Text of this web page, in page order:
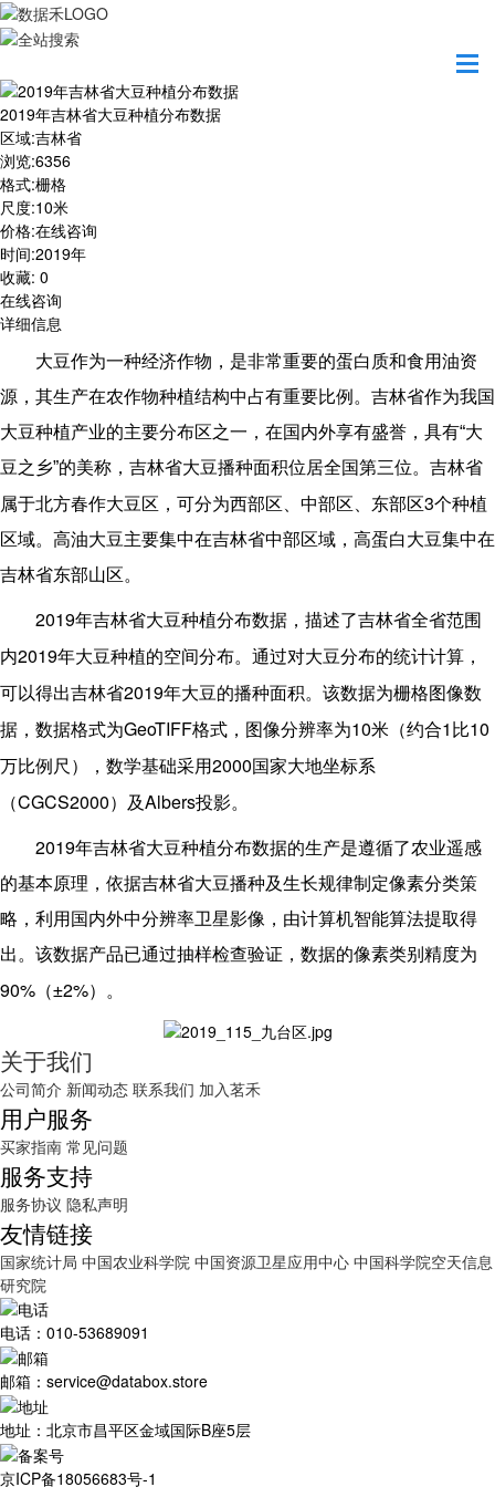
2019年吉林省大豆种植分布数据
区域:吉林省
浏览:6356
格式:栅格
尺度:10米
价格:在线咨询
时间:2019年
收藏: 0
在线咨询
详细信息
大豆作为一种经济作物，是非常重要的蛋白质和食用油资
源，其生产在农作物种植结构中占有重要比例。吉林省作为我国
大豆种植产业的主要分布区之一，在国内外享有盛誉，具有“大
豆之乡”的美称，吉林省大豆播种面积位居全国第三位。吉林省
属于北方春作大豆区，可分为西部区、中部区、东部区3个种植
区域。高油大豆主要集中在吉林省中部区域，高蛋白大豆集中在
吉林省东部山区。
2019年吉林省大豆种植分布数据，描述了吉林省全省范围
内2019年大豆种植的空间分布。通过对大豆分布的统计计算，
可以得出吉林省2019年大豆的播种面积。该数据为栅格图像数
据，数据格式为GeoTIFF格式，图像分辨率为10米（约合1 比10
万比例尺），数学基础采用2000国家大地坐标系
（CGCS2000）及Albers投影。
2019年吉林省大豆种植分布数据的生产是遵循了农业遥感
的基本原理，依据吉林省大豆播种及生长规律制定像素分类策
略，利用国内外中分辨率卫星影像，由计算机智能算法提取得
出。该数据产品已通过抽样检查验证，数据的像素类别精度为
90% （±2%）。
关于我们
公司简介 新闻动态 联系我们 加入茗禾
用户服务
买家指南 常见问题
服务支持
服务协议 隐私声明
友情链接
国家统计局 中国农业科学院 中国资源卫星应用中心 中国科学院空天信息
研究院
电话：010-53689091
邮箱：service@databox.store
地址：北京市昌平区金域国际B座5层
京ICP备18056683号-1